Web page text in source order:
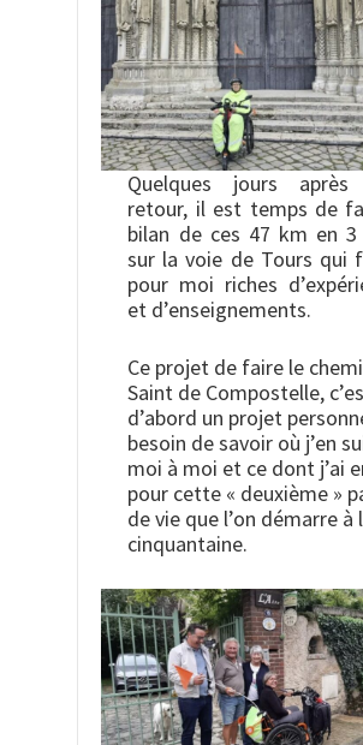
Quelques jours après
retour, il est temps de
bilan de ces 47 km en 3
sur la voie de Tours qui
pour moi riches
et d’enseignements.
Ce projet de faire le
Saint de Compostelle,
d’abord un projet
besoin de savoir où j’en
moi à moi et ce dont j’ai
pour cette « deuxième »
de vie que l’on démarre à
cinquantaine.